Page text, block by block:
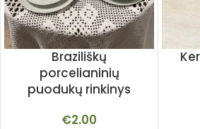
Braziliškų
porcelianinių
puodukų rinkinys
€2.00